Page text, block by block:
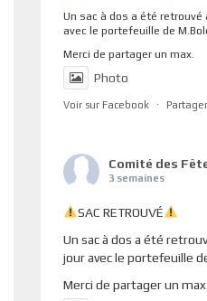
Un sac à dos a été retrouvé
avec le portefeuille de
Merci de partager un max.
Photo
Voir sur Facebook · Partager
Comité des
3 semaines
SAC RETROUVÉ
Un sac à dos a été
jour avec le portefeuille
Merci de partager un max.